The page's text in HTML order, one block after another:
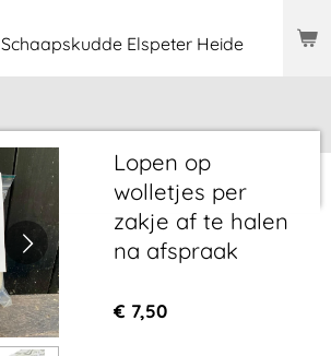
Schaapskudde Elspeter Heide
Lopen op
wolletjes per
zakje af te halen
na afspraak
€ 7,50